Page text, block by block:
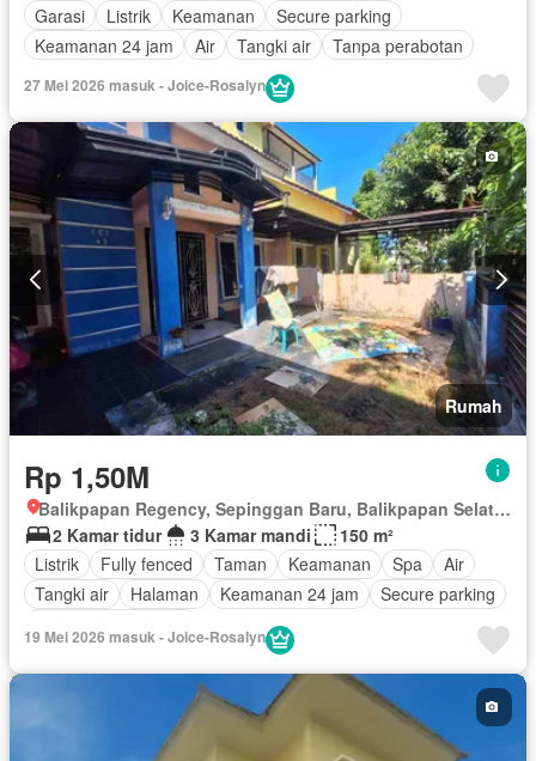
Garasi
Listrik Keamanan
Secure parking
Keamanan 24 jam
Air Tangki air Tanpa perabotan
27 Mei 2026 masuk - Joice-Rosalyn
Rumah
Rp 1,50M
Balikpapan Regency, Sepinggan Baru, Balikpapan Selatan, Balikpapan, Kalimantan Timur
2 Kamar tidur
3 Kamar mandi
150 m²
Listrik
Fully fenced Taman Keamanan Spa
Air
Tangki air
Halaman Keamanan 24 jam
Secure parking
19 Mei 2026 masuk - Joice-Rosalyn